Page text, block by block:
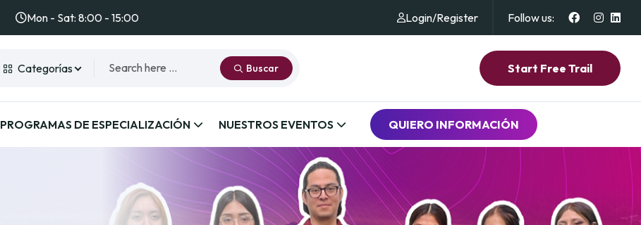
Mon - Sat: 8:00 - 15:00 Login/Register Follow us:
Categorías Buscar Start Free Trail
PROGRAMAS DE ESPECIALIZACIÓN NUESTROS EVENTOS QUIERO INFORMACIÓN